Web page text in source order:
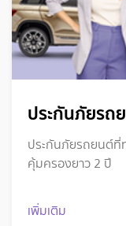
ประกันภัยรถ
ประกันภัยรถยนต์ที่
คุ้มครองยาว 2 ปี
เพิ่มเติม